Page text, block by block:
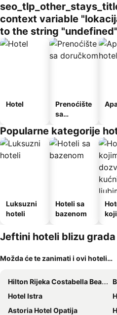
context variable
to the string "undefined"
Hotel
Prenoćište
sa
Popularne kategorije
Luksuzni
hoteli
Hoteli sa
bazenom
Jeftini hoteli blizu
Možda će te zanimati i ovi hoteli…
Hilton Rijeka Costabella Beach Resort & Spa
Hotel Istra
Astoria Hotel Opatija